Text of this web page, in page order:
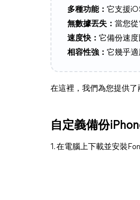
多種功能： 它支援
無數據丟失： 當您從
速度快： 它備份速度
相容性強： 它幾乎適
在這裡，我們為您提供了
自定義備份
1. 在電腦上下載並安裝